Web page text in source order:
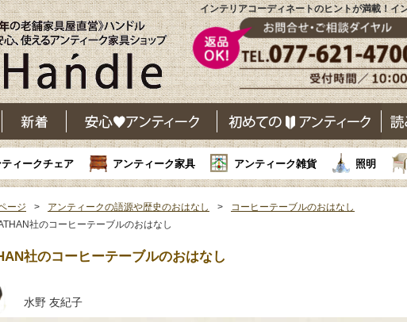
インテリアコーディネートのヒントが満載！イ
ティークチェア アンティーク家具 アンティーク雑貨 照明
ージ アンティークの語源や歴史のおはなし
コーヒーテーブルのおはなし
社のコーヒーテーブルのおはなし
社のコーヒーテーブルのおはなし
水野 友紀子